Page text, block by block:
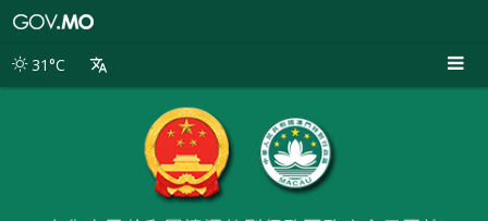
别
31°C